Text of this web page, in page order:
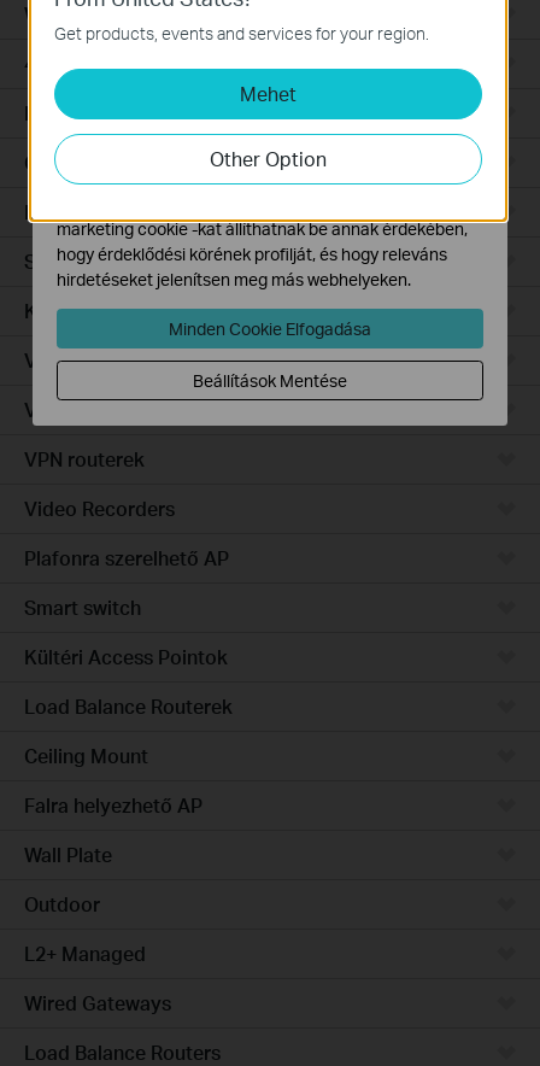
WiFi Gateways
4G/5G WiFi Gateways
Integrated Gateways
Cloud-Based
Hardware
Software
Kamerák
Vezérlő rendszer
Vezérelhető switch
VPN routerek
Video Recorders
Plafonra szerelhető AP
Smart switch
Kültéri Access Pointok
Load Balance Routerek
Ceiling Mount
Falra helyezhető AP
Wall Plate
Outdoor
L2+ Managed
Wired Gateways
Load Balance Routers
Get products, events and services for your region.
Mehet
Other Option
Ezek a cookie -k a webhely működéséhez szükségesek,
és nem tilthatók le a rendszereiben.
Marketing és Elemző Cookie-k
Az elemző cookie -k lehetővé teszik számunkra, hogy
elemezzük weboldalunkon végzett tevékenységeit, hogy
javítsuk és módosítsuk webhelyünk működését.
marketing cookie -kat állíthatnak be annak érdekében,
hogy érdeklődési körének profilját, és hogy releváns
hirdetéseket jelenítsen meg más webhelyeken.
Minden Cookie Elfogadása
Beállítások Mentése